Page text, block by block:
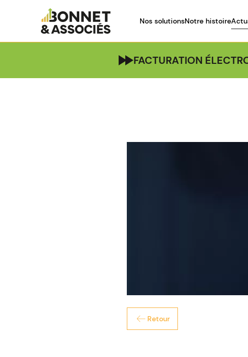
Nos solutionsNotre histoire
FACTURATION
Retour